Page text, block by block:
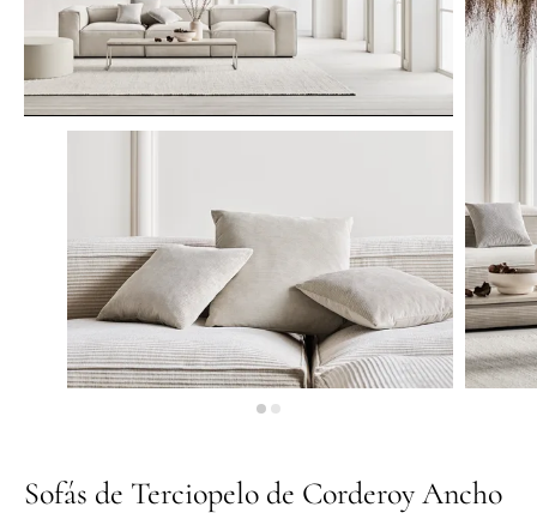
Sofás de Terciopelo de Corderoy Ancho